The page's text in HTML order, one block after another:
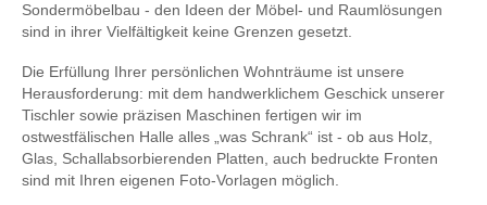
Sondermöbelbau - den Ideen der Möbel- und Raumlösungen
sind in ihrer Vielfältigkeit keine Grenzen gesetzt.
Die Erfüllung Ihrer persönlichen Wohnträume ist unsere
Herausforderung: mit dem handwerklichem Geschick unserer
Tischler sowie präzisen Maschinen fertigen wir im
ostwestfälischen Halle alles „was Schrank“ ist - ob aus Holz,
Glas, Schallabsorbierenden Platten, auch bedruckte Fronten
sind mit Ihren eigenen Foto-Vorlagen möglich.